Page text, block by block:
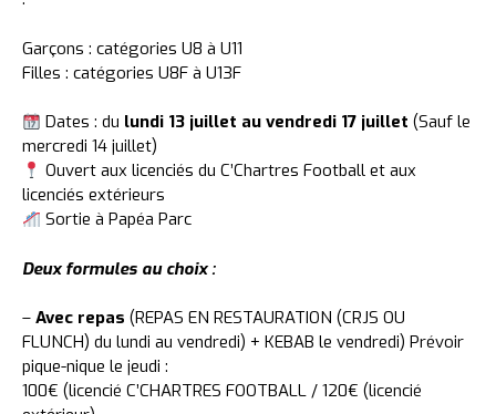
Garçons : catégories U8 à U11
Filles : catégories U8F à U13F
Dates : du lundi 13 juillet au vendredi 17 juillet (Sauf le
mercredi 14 juillet)
Ouvert aux licenciés du C’Chartres Football et aux
licenciés extérieurs
Sortie à Papéa Parc
Deux formules au choix :
– Avec repas (REPAS EN RESTAURATION (CRJS OU
FLUNCH) du lundi au vendredi) + KEBAB le vendredi) Prévoir
pique-nique le jeudi :
100€ (licencié C’CHARTRES FOOTBALL / 120€ (licencié